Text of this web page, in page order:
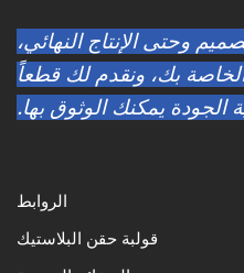
وحتى الإنتاج النهائي،
بك، ونقدم لك قطعاً
الجودة يمكنك الوثوق بها.
الروابط
قولبة حقن البلاستيك